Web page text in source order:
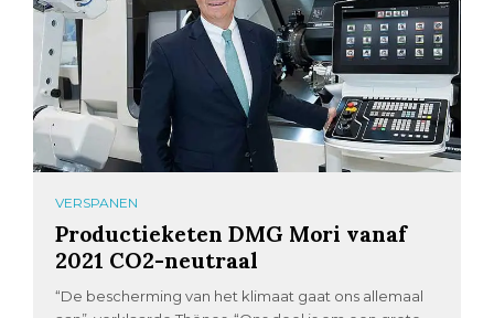
VERSPANEN
Productieketen DMG Mori vanaf
2021 CO2-neutraal
“De bescherming van het klimaat gaat ons allemaal